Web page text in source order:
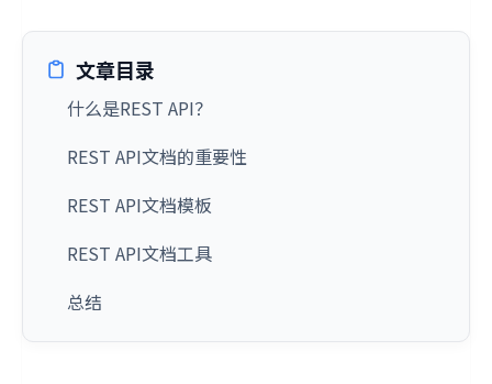
文章目录
什么是REST API？
REST API文档的重要性
REST API文档模板
REST API文档工具
总结